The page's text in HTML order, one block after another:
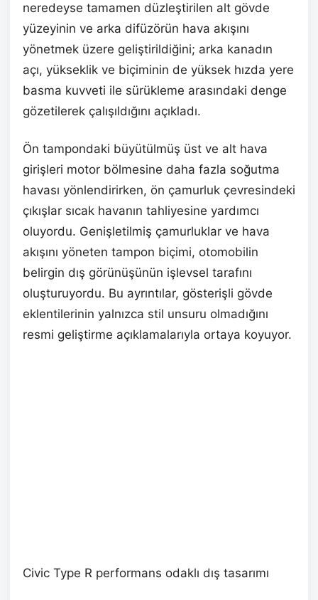
neredeyse tamamen düzleştirilen alt gövde
yüzeyinin ve arka difüzörün hava akışını
yönetmek üzere geliştirildiğini; arka kanadın
açı, yükseklik ve biçiminin de yüksek hızda yere
basma kuvveti ile sürükleme arasındaki denge
gözetilerek çalışıldığını açıkladı.
Ön tampondaki büyütülmüş üst ve alt hava
girişleri motor bölmesine daha fazla soğutma
havası yönlendirirken, ön çamurluk çevresindeki
çıkışlar sıcak havanın tahliyesine yardımcı
oluyordu. Genişletilmiş çamurluklar ve hava
akışını yöneten tampon biçimi, otomobilin
belirgin dış görünüşünün işlevsel tarafını
oluşturuyordu. Bu ayrıntılar, gösterişli gövde
eklentilerinin yalnızca stil unsuru olmadığını
resmi geliştirme açıklamalarıyla ortaya koyuyor.
Civic Type R performans odaklı dış tasarımı